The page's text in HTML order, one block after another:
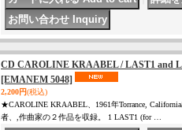
CD CAROLINE KRAABEL / LAST1 and
[EMANEM 5048]
2,200円(税込)
★CAROLINE KRAABEL、1961年Torrance,
者、,作曲家の２作品を収録。 1 LAST1 (for …